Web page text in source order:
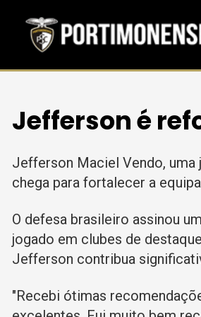
Jefferson é
Jefferson Maciel Vendo,
chega para fortalecer a
O defesa brasileiro assinou
jogado em clubes de
Jefferson contribua
"Recebi ótimas